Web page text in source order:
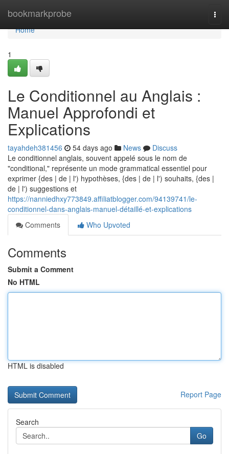
bookmarkprobe
Home
Home
1
Le Conditionnel au Anglais :
Manuel Approfondi et
Explications
tayahdeh381456 54 days ago News
Discuss
Le conditionnel anglais, souvent appelé sous le nom de
"conditional," représente un mode grammatical essentiel pour
exprimer {des | de | l') hypothèses, {des | de | l') souhaits, {des |
de | l') suggestions et
https://nanniedhxy773849.affiliatblogger.com/94139741/le-
conditionnel-dans-anglais-manuel-détaillé-et-explications
Comments
Who Upvoted
Comments
Submit a Comment
No HTML
HTML is disabled
Report Page
Search
Go